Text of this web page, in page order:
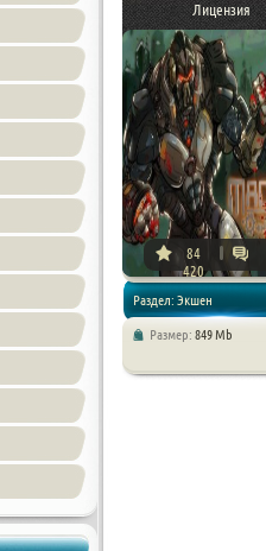
Лицензия
84
420
Раздел: Экшен
Размер: 849 Mb